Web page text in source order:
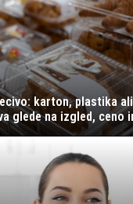
karton, plastika
glede na izgled, ceno